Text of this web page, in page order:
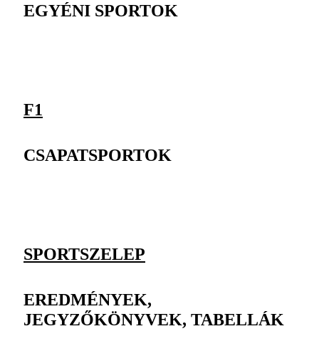
EGYÉNI SPORTOK
F1
CSAPATSPORTOK
SPORTSZELEP
EREDMÉNYEK,
JEGYZŐKÖNYVEK, TABELLÁK